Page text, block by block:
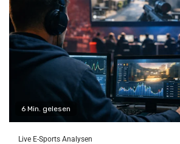
6 Min. gelesen
Live E-Sports Analysen